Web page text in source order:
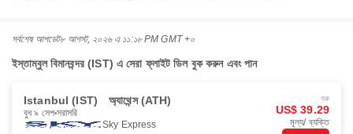
সর্বশেষ আপডেট৮ আগস্ট, ২০২৬ এ ১১:১৮ PM GMT +০
ইস্তাম্বুল বিমানবন্দর (IST) এ সেরা ফ্লাইট ডিল বুক করুন এবং পান
Istanbul (IST) অ্যাথেন্স (ATH)
বুধ ৯ সেপ সরাসরি
Sky Express
শুরু
US$ 39.29
মূল্য/ ব্যক্তি